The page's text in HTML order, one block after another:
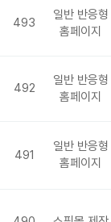
493
일반 반응형
홈페이지
492
일반 반응형
홈페이지
491
일반 반응형
홈페이지